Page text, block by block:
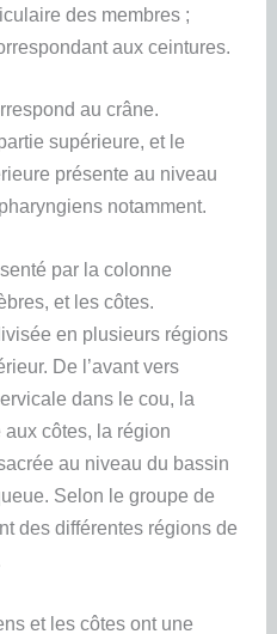
des membres ;
aux ceintures.
au crâne.
supérieure, et le
présente au niveau
notamment.
par la colonne
et les côtes.
en plusieurs régions
De l’avant vers
dans le cou, la
côtes, la région
au niveau du bassin
Selon le groupe de
des différentes régions de
et les côtes ont une